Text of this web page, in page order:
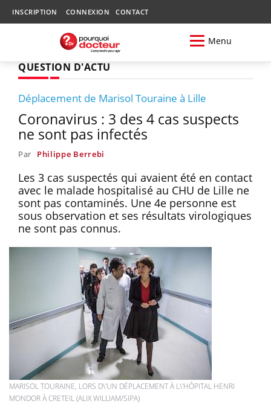
INSCRIPTION CONNEXION CONTACT
Menu
QUESTION D'ACTU
Déplacement de Marisol Touraine à Lille
Coronavirus : 3 des 4 cas suspects
ne sont pas infectés
Par Philippe Berrebi
Les 3 cas suspectés qui avaient été en contact
avec le malade hospitalisé au CHU de Lille ne
sont pas contaminés. Une 4e personne est
sous observation et ses résultats virologiques
ne sont pas connus.
MARISOL TOURAINE, LORS D\'UN DÉPLACEMENT À L\'HÔPITAL HENRI
MONDOR À CRETEIL (ALIX WILLIAM/SIPA)